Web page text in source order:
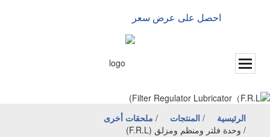
احصل على عرض سعر
الرئيسية / المنتجات / ملحقات أخرى
/ وحدة فلتر ومنظم ومزلق (F.R.L)